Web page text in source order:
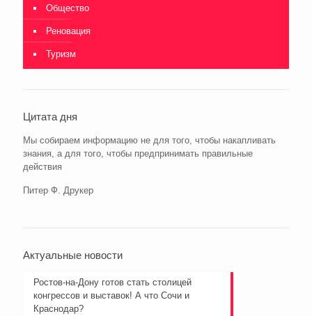
Общество
Реновация
Туризм
Цитата дня
Мы собираем информацию не для того, чтобы накапливать
знания, а для того, чтобы предпринимать правильные
действия
Питер Ф. Друкер
Актуальные новости
Ростов-на-Дону готов стать столицей
конгрессов и выставок! А что Сочи и
Краснодар?